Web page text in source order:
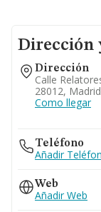
Dirección
Dirección
Calle
28012, Madrid
Como llegar
Teléfono
Añadir
Web
Añadir Web